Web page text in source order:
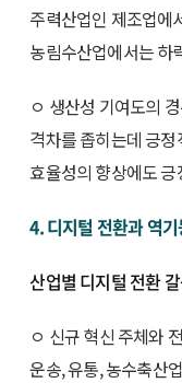
주력산업인 제조업에
농림수산업에서는 하
ㅇ 생산성 기여도의
격차를 좁히는데 긍
효율성의 향상에도
4. 디지털 전환과 역
산업별 디지털 전환
ㅇ 신규 혁신 주체와
운송, 유통, 농수축산